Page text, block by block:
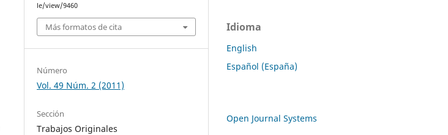
le/view/9460
Más formatos de cita
Número
Vol. 49 Núm. 2 (2011)
Sección
Trabajos Originales
Idioma
English
Español (España)
Open Journal Systems